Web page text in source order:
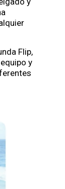
Flip,
y